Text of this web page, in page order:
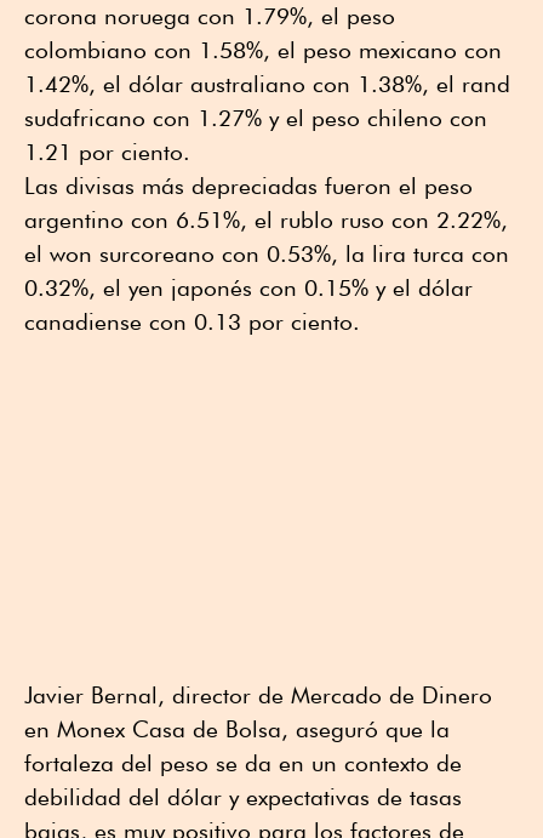
corona noruega con 1.79%, el peso
colombiano con 1.58%, el peso mexicano con
1.42%, el dólar australiano con 1.38%, el rand
sudafricano con 1.27% y el peso chileno con
1.21 por ciento.
Las divisas más depreciadas fueron el peso
argentino con 6.51%, el rublo ruso con 2.22%,
el won surcoreano con 0.53%, la lira turca con
0.32%, el yen japonés con 0.15% y el dólar
canadiense con 0.13 por ciento.
Javier Bernal, director de Mercado de Dinero
en Monex Casa de Bolsa, aseguró que la
fortaleza del peso se da en un contexto de
debilidad del dólar y expectativas de tasas
bajas, es muy positivo para los factores de